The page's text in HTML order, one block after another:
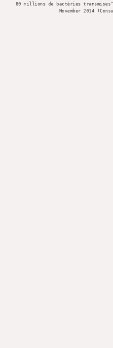
80 millions de bactéries
November 2014